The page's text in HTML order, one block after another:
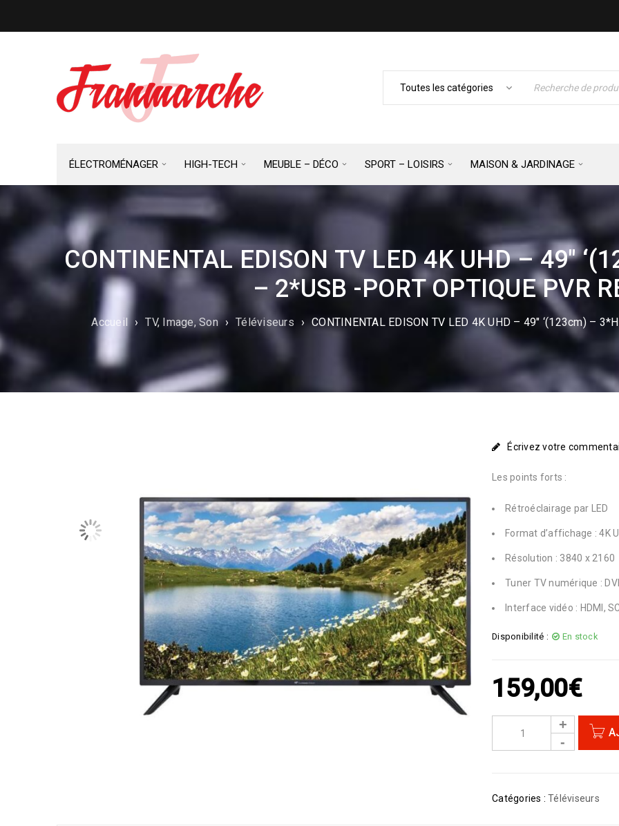
ÉLECTROMÉNAGER HIGH-TECH MEUBLE – DÉCO SPORT – LOISIRS MAISON & JARDINAGE
CONTINENTAL EDISON TV LED 4K UHD – 49″
– 2*USB -PORT OPTIQUE PVR
Accueil › TV, Image, Son › Téléviseurs › CONTINENTAL EDISON TV LED 4K UHD – 49″ ‘(123cm) –
Écrivez votre
Les points forts :
Rétroéclairage par LED
Format d’affichage : 4K
Résolution : 3840 x 2160
Tuner TV numérique :
Interface vidéo : HDMI,
Disponibilité : En stock
159,00€
Catégories : Téléviseurs